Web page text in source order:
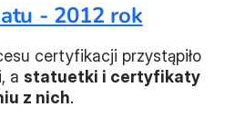
- 2012 rok
certyfikacji przystąpiło
a statuetki i certyfikaty
z nich.